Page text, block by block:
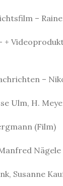
–
+
–
Ulm, H.
(Film)
Nägele
Susanne